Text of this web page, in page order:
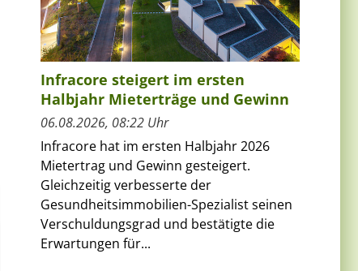
Infracore steigert im ersten
Halbjahr Mieterträge und Gewinn
06.08.2026, 08:22 Uhr
Infracore hat im ersten Halbjahr 2026
Mietertrag und Gewinn gesteigert.
Gleichzeitig verbesserte der
Gesundheitsimmobilien-Spezialist seinen
Verschuldungsgrad und bestätigte die
Erwartungen für...